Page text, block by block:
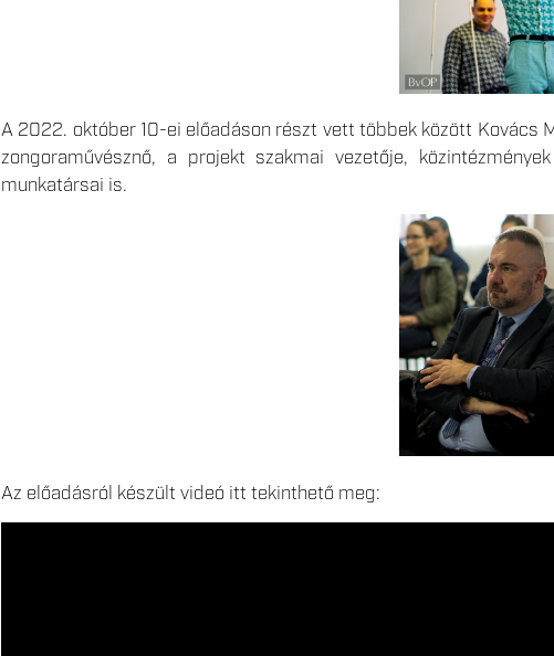
A 2022. október 10-ei előadáson részt vett többek között Kovács
zongoraművésznő, a projekt szakmai vezetője,
munkatársai is.
Az előadásról készült videó itt tekinthető meg: